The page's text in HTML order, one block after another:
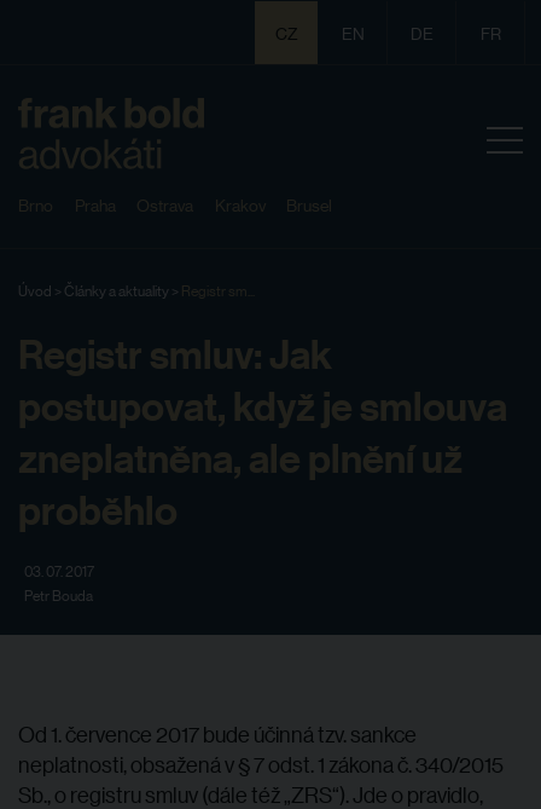
CZ EN DE FR
Brno Praha Ostrava Krakov Brusel
Úvod > Články a aktuality > Registr sm...
Registr smluv: Jak
postupovat, když je smlouva
zneplatněna, ale plnění už
proběhlo
03. 07. 2017
Petr Bouda
Od 1. července 2017 bude účinná tzv. sankce
neplatnosti, obsažená v § 7 odst. 1 zákona č. 340/2015
Sb., o registru smluv (dále též „ZRS“). Jde o pravidlo,